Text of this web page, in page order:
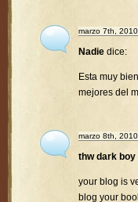
marzo 7th,
Nadie dice:
Esta muy
mejores del
marzo 8th,
thw dark boy
your blog is
blog your